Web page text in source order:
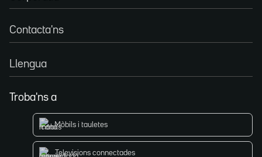
Contacta'ns
Llengua
Troba'ns a
Mòbils i tauletes
Televisions connectades